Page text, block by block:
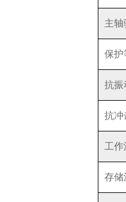
主轴
保
抗振
抗冲
工作
存储